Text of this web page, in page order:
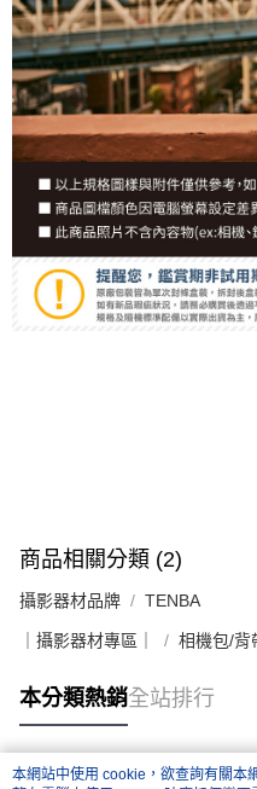
商品相關分類 (2)
攝影器材品牌 TENBA
｜攝影器材專區｜ 相機包/背
本分類熱銷全站排行
本網站中使用 cookie，欲查詢有關本